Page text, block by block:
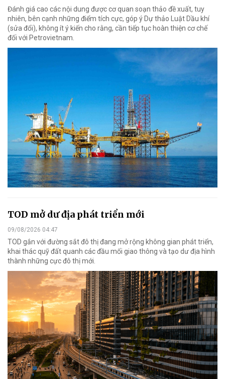
Đánh giá cao các nội dung được cơ quan soạn thảo đề xuất, tuy
nhiên, bên cạnh những điểm tích cực, góp ý Dự thảo Luật Dầu khí
(sửa đổi), không ít ý kiến cho rằng, cần tiếp tục hoàn thiện cơ chế
đối với Petrovietnam.
TOD mở dư địa phát triển mới
09/08/2026 04:47
TOD gắn với đường sắt đô thị đang mở rộng không gian phát triển,
khai thác quỹ đất quanh các đầu mối giao thông và tạo dư địa hình
thành những cực đô thị mới.